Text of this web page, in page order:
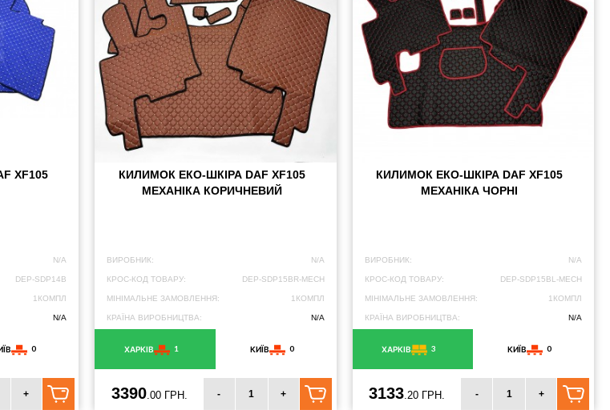
XF105
N/A
DEP-SDP14B
1КОМПЛ
N/A
0
+
КИЛИМОК ЕКО-ШКІРА DAF XF105
МЕХАНІКА КОРИЧНЕВИЙ
ВИРОБНИК: N/A
КРОС-КОД ТОВАРУ: DEP-SDP15BR-MECH
МІНІМАЛЬНЕ ЗАМОВЛЕННЯ: 1КОМПЛ
КРАЇНА ВИРОБНИЦТВА: N/A
ХАРКІВ 1 КИЇВ 0
3390.00 ГРН. - +
КИЛИМОК ЕКО-ШКІРА DAF XF105
МЕХАНІКА ЧОРНІ
ВИРОБНИК: N/A
КРОС-КОД ТОВАРУ: DEP-SDP15BL-MECH
МІНІМАЛЬНЕ ЗАМОВЛЕННЯ: 1КОМПЛ
КРАЇНА ВИРОБНИЦТВА: N/A
ХАРКІВ 3 КИЇВ 0
3133.20 ГРН. - +